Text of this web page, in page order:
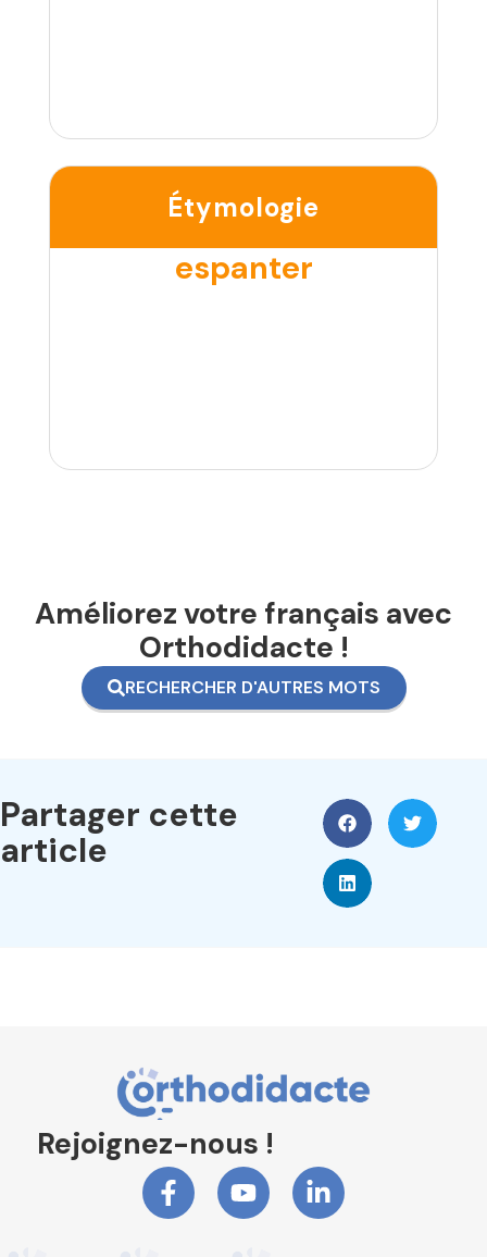
Étymologie
espanter
Améliorez votre français avec
Orthodidacte !
RECHERCHER D'AUTRES MOTS
Partager cette
article
Rejoignez-nous !